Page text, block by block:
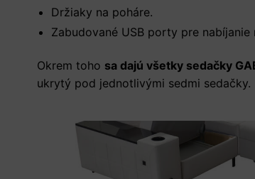
Držiaky na poháre.
Zabudované USB porty pre
Okrem toho sa dajú všetky sedačky
ukrytý pod jednotlivými sedmi sedačky.